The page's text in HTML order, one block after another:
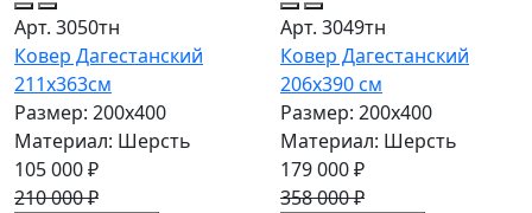
Арт. 3050тн
Ковер Дагестанский
211x363см
Размер: 200х400
Материал: Шерсть
105 000 ₽
210 000 ₽
Арт. 3049тн
Ковер Дагестанский
206x390 см
Размер: 200х400
Материал: Шерсть
179 000 ₽
358 000 ₽